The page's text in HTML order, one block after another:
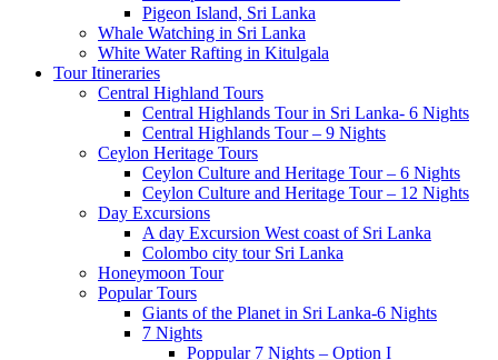
Pigeon Island, Sri Lanka
Whale Watching in Sri Lanka
White Water Rafting in Kitulgala
Tour Itineraries
Central Highland Tours
Central Highlands Tour in Sri Lanka- 6 Nights
Central Highlands Tour – 9 Nights
Ceylon Heritage Tours
Ceylon Culture and Heritage Tour – 6 Nights
Ceylon Culture and Heritage Tour – 12 Nights
Day Excursions
A day Excursion West coast of Sri Lanka
Colombo city tour Sri Lanka
Honeymoon Tour
Popular Tours
Giants of the Planet in Sri Lanka-6 Nights
7 Nights
Poppular 7 Nights – Option I